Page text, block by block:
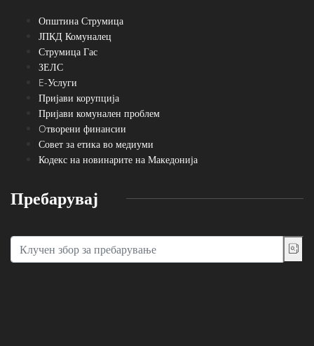
Општина Струмица
ЈПКД Комуналец
Струмица Гас
ЗЕЛС
E-Услуги
Пријави корупција
Пријави комунален проблем
Oтворени финансии
Совет за етика во медиуми
Кодекс на новинарите на Македонија
Пребарувај